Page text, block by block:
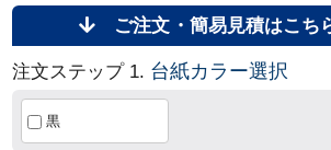
ご注文・簡易見積はこち
注文ステップ 1. 台紙カラー選択
黒